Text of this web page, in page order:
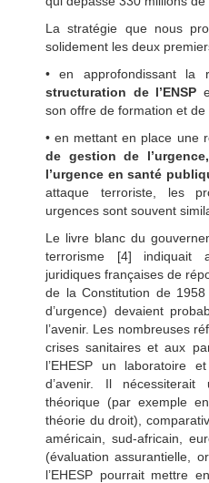
La stratégie que nous
solidement les deux
• en approfondissant la
structuration de l’ENSP
son offre de formation et de
• en mettant en place une
de gestion de
l’urgence en santé
attaque terroriste, les
urgences sont souvent
Le livre blanc du
terrorisme [4] indiquait
juridiques françaises de
de la Constitution de
d’urgence) devaient
l’avenir. Les nombreuses
crises sanitaires et aux
l’EHESP un laboratoire
d’avenir. Il
théorique (par exemple
théorie du droit),
américain, sud-africain,
(évaluation assurantielle,
l’EHESP pourrait mettre